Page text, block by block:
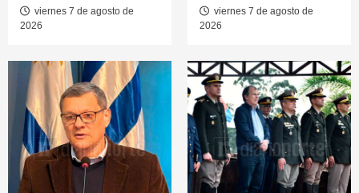
viernes 7 de agosto de
2026
viernes 7 de agosto de
2026